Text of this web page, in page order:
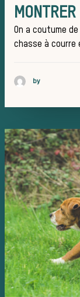
MONTRER
On a coutume
chasse à courre
by